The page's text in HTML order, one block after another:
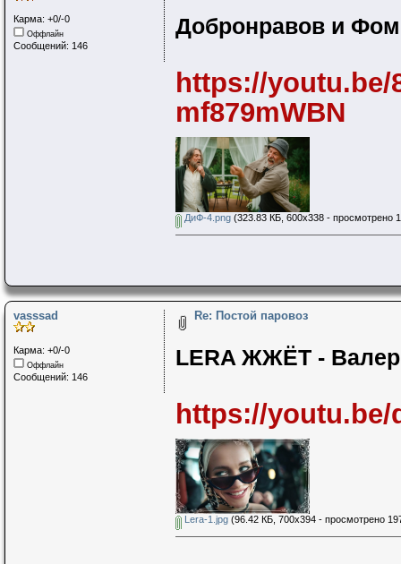
Карма: +0/-0
Оффлайн
Сообщений: 146
Добронравов и
https://youtu.be/
mf879mWBN
ДиФ-4.png(323.83 КБ, 600x338 - просмотрено
vasssad
Карма: +0/-0
Оффлайн
Сообщений: 146
Re: Постой паровоз
LERA ЖЖЁТ -
https://youtu.be/
Lera-1.jpg(96.42 КБ, 700x394 - просмотрено